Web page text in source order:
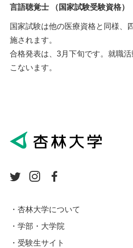
言語聴覚士 （国家試験受験資格）
国家試験は他の医療資格と同様、
施されます。
合格発表は、3月下旬です。就職
こないます。
杏林大学について
学部・大学院
受験生サイト